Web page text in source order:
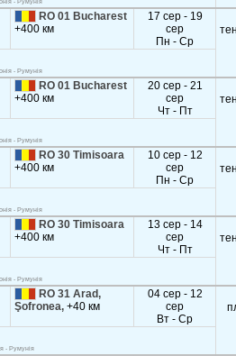
- Румунія
RO 01 Bucharest
+400 км
17 сер - 19
сер
Пн - Ср
- Румунія
RO 01 Bucharest
+400 км
20 сер - 21
сер
Чт - Пт
- Румунія
RO 30 Timisoara
+400 км
10 сер - 12
сер
Пн - Ср
- Румунія
RO 30 Timisoara
+400 км
13 сер - 14
сер
Чт - Пт
- Румунія
RO 31 Arad,
Şofronea,+40 км
04 сер - 12
сер
Вт - Ср
- Румунія